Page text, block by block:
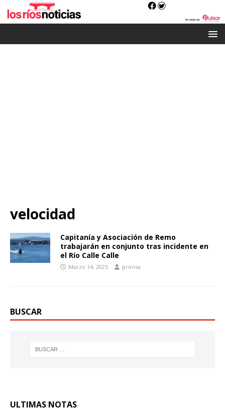
velocidad
Capitanía y Asociación de Remo
trabajarán en conjunto tras incidente en
el Río Calle Calle
Marzo 14, 2025 prensa
BUSCAR
ULTIMAS NOTAS